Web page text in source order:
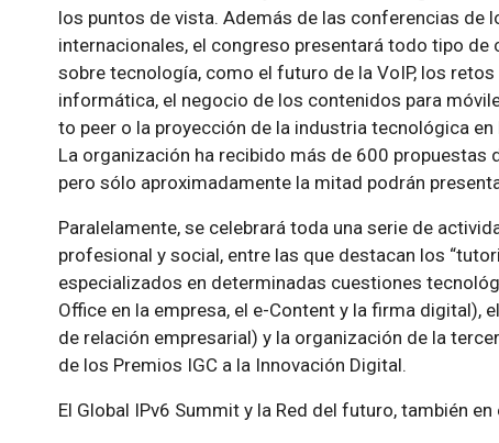
los puntos de vista. Además de las conferencias de
internacionales, el congreso presentará todo tipo de
sobre tecnología, como el futuro de la VoIP, los
informática, el negocio de los contenidos para
to peer o la proyección de la industria tecnológica en
La organización ha recibido más de 600 propuestas
pero sólo aproximadamente la mitad podrán
Paralelamente, se celebrará toda una serie de
profesional y social, entre las que destacan los
especializados en determinadas cuestiones
Office en la empresa, el e-Content y la firma digital),
de relación empresarial) y la organización de la
de los Premios IGC a la Innovación Digital.
El Global IPv6 Summit y la Red del futuro, también en